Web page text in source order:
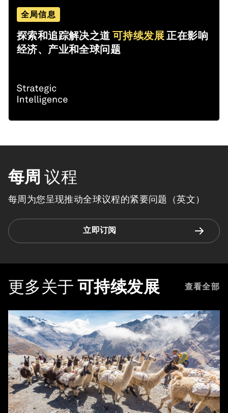
全局信息
探索和追踪解决之道 可持续发展 正在影响
经济、产业和全球问题
每周 议程
每周为您呈现推动全球议程的紧要问题（英文）
立即订阅
更多关于 可持续发展 查看全部